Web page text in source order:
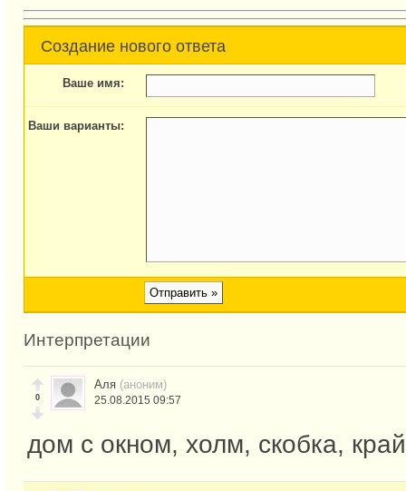
Создание нового ответа
Ваше имя:
Ваши варианты:
Интерпретации
0
Аля (аноним)
25.08.2015 09:57
дом с окном, холм, скобка,